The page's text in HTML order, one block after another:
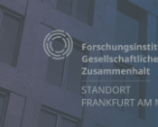
Zum
Inhalt
springen